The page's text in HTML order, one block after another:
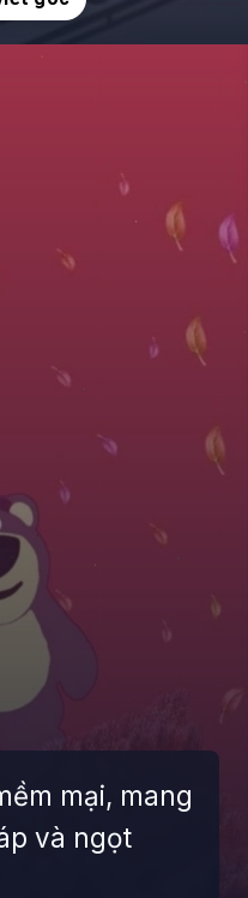
mại, mang
và ngọt